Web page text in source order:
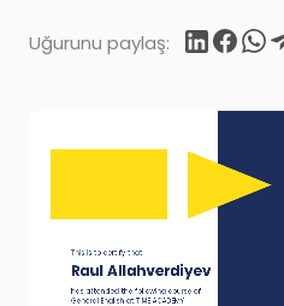
Uğurunu paylaş: